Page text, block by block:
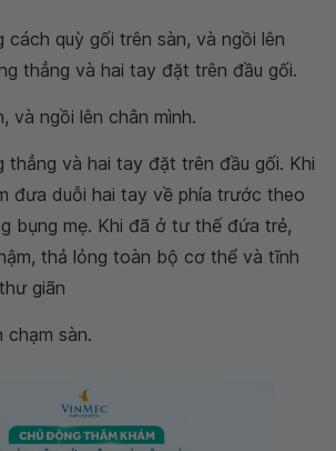
cách quỳ gối trên sàn, và ngồi lên
thẳng và hai tay đặt trên đầu gối.
và ngồi lên chân mình.
thẳng và hai tay đặt trên đầu gối. Khi
đưa duỗi hai tay về phía trước theo
bụng mẹ. Khi đã ở tư thế đứa trẻ,
thả lỏng toàn bộ cơ thể và tĩnh
giãn
chạm sàn.